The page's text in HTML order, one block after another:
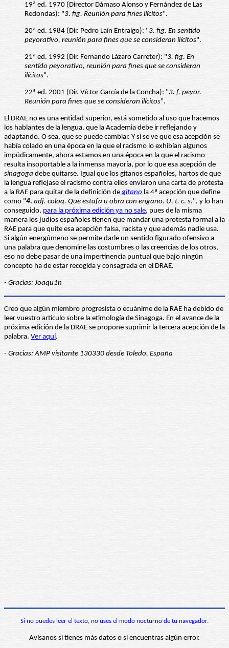
19ª ed. 1970 (Director Dámaso Alonso y Fernández de Las
Redondas): "3. fig. Reunión para fines ilícitos".
20ª ed. 1984 (Dir. Pedro Laín Entralgo): "3. fig. En sentido
peyorativo, reunión para fines que se consideran ilícitos".
21ª ed. 1992 (Dir. Fernando Lázaro Carreter): "3. fig. En
sentido peyorativo, reunión para fines que se consideran
ilícitos".
22ª ed. 2001 (Dir. Víctor García de la Concha): "3. f. peyor.
Reunión para fines que se consideran ilícitos".
El DRAE no es una entidad superior, está sometido al uso que hacemos
los hablantes de la lengua, que la Academia debe ir reflejando y
adaptando. O sea, que se puede cambiar. Y si se ve que esa acepción se
había colado en una época en la que el racismo lo exhibían algunos
impúdicamente, ahora estamos en una época en la que el racismo
resulta insoportable a la inmensa mayoría, por lo que esa acepción de
sinagoga debe quitarse. Igual que los gitanos españoles, hartos de que
la lengua reflejase el racismo contra ellos enviaron una carta de protesta
a la RAE para quitar de la definición de gitano la 4ª acepción que define
como "4. adj. coloq. Que estafa u obra con engaño. U. t. c. s.", y lo han
conseguido, para la próxima edición ya no sale, pues de la misma
manera los judíos españoles tienen que mandar una protesta formal a la
RAE para que quite esa acepción falsa, racista y que además nadie usa.
Si algún energúmeno se permite darle un sentido figurado ofensivo a
una palabra que denomine las costumbres o las creencias de los otros,
eso no debe pasar de una impertinencia puntual que bajo ningún
concepto ha de estar recogida y consagrada en el DRAE.
- Gracias: Joaqu1n
Creo que algún miembro progresista o ecuánime de la RAE ha debido de
leer vuestro artículo sobre la etimología de Sinagoga. En el avance de la
próxima edición de la DRAE se propone suprimir la tercera acepción de la
palabra. Ver aquí.
- Gracias: AMP visitante 130330 desde Toledo, España
Si no puedes leer el texto, no uses el modo nocturno de tu navegador.
Avísanos si tienes más datos o si encuentras algún error.